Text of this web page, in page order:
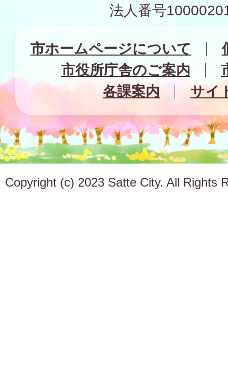
法人番号
市ホームページについて
市役所庁舎のご案内
各課案内
サイ
Copyright (c) 2023 Satte City. All Rights